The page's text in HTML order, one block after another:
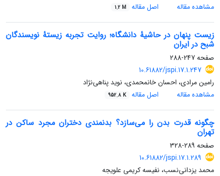
مشاهده مقاله
اصل مقاله 1.2 M
زیست پنهان در حاشیۀ دانشگاه؛ روایت تجربه زیستۀ نویسندگان
شبح در ایران
صفحه247-288
10.61882/jspi.17.1.247
رامین مرادی، احسان خانمحمدی، نوید پناهی‌نژاد
مشاهده مقاله
اصل مقاله 952.8 K
چگونه قدرت بدن را می‌سازد؟ بدنمندی دختران مجرد ساکن در
تهران
صفحه 289-328
10.61882/jspi.17.1.289
محمد یزدانی‌نسب، نفیسه کریمی علویجه